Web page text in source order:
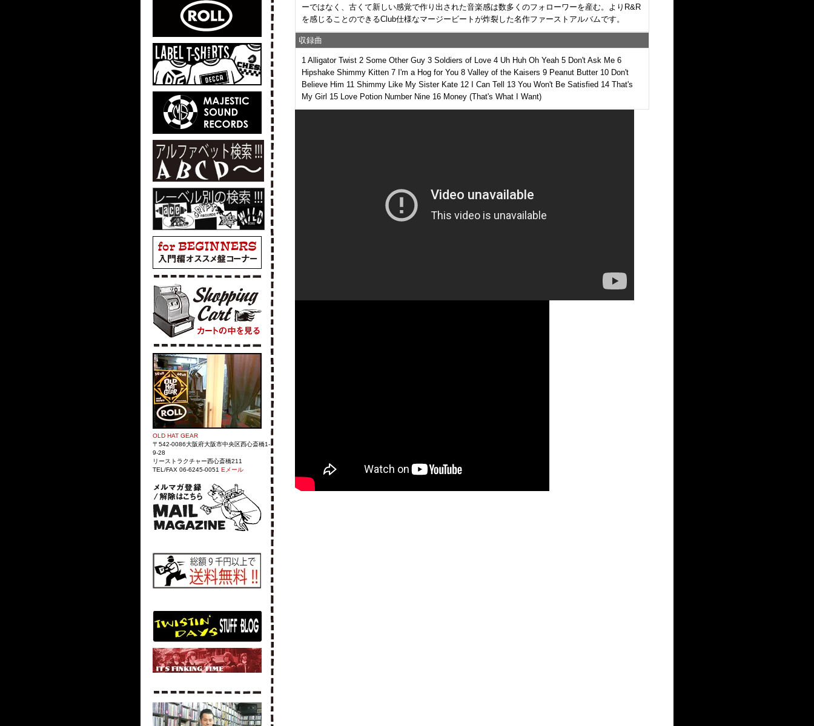
OLD HAT GEAR
〒542-0086大阪府大阪市中央区西心斎橋1-
9-28
リーストラクチャー西心斎橋211
TEL/FAX 06-6245-0051 Eメール
ーではなく、古くて新しい感覚で作り出された音楽感は数多くのフォローワーを産む。よりR&R
を感じることのできるClub仕様なマージービートが炸裂した名作ファーストアルバムです。
収録曲
1 Alligator Twist 2 Some Other Guy 3 Soldiers of Love 4 Uh Huh Oh Yeah 5 Don't Ask Me 6
Hipshake Shimmy Kitten 7 I'm a Hog for You 8 Valley of the Kaisers 9 Peanut Butter 10 Don't
Believe Him 11 Shimmy Like My Sister Kate 12 I Can Tell 13 You Won't Be Satisfied 14 That's
My Girl 15 Love Potion Number Nine 16 Money (That's What I Want)